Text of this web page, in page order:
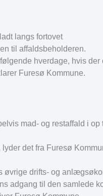
langs fortovet
til affaldsbeholderen.
hverdage, hvis der
Furesø Kommune.
mad- og restaffald i op
det fra Furesø
øvrige drifts- og
adgang til den samlede